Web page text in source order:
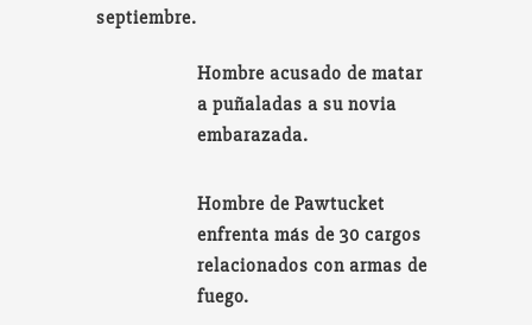
septiembre.
Hombre acusado de matar
a puñaladas a su novia
embarazada.
Hombre de Pawtucket
enfrenta más de 30 cargos
relacionados con armas de
fuego.